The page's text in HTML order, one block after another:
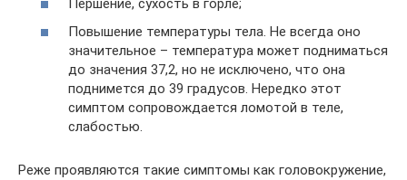
Першение, сухость в горле;
Повышение температуры тела. Не всегда оно
значительное – температура может подниматься
до значения 37,2, но не исключено, что она
поднимется до 39 градусов. Нередко этот
симптом сопровождается ломотой в теле,
слабостью.
Реже проявляются такие симптомы как головокружение,